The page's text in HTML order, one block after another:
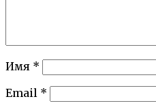
Имя *
Email *